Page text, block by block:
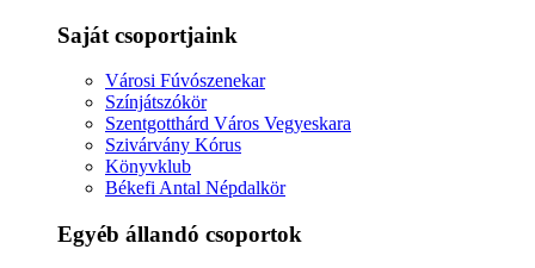
Saját csoportjaink
Városi Fúvószenekar
Színjátszókör
Szentgotthárd Város Vegyeskara
Szivárvány Kórus
Könyvklub
Békefi Antal Népdalkör
Egyéb állandó csoportok